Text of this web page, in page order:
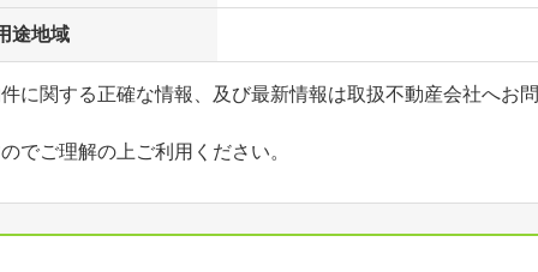
途地域
に関する正確な情報、及び最新情報は取扱不動産会社へお
でご理解の上ご利用ください。